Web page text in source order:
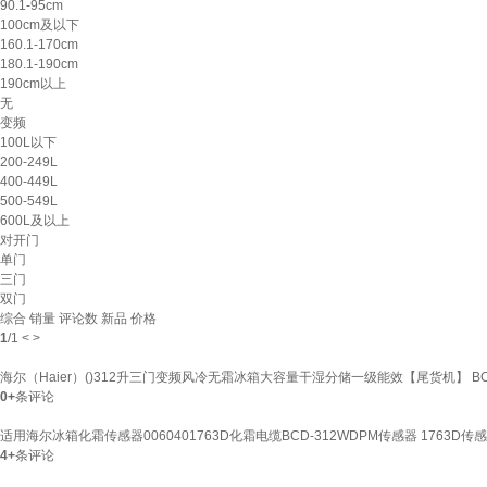
90.1-95cm
100cm及以下
160.1-170cm
180.1-190cm
190cm以上
无
变频
100L以下
200-249L
400-449L
500-549L
600L及以上
对开门
单门
三门
双门
综合 销量 评论数 新品 价格
1/1 < >
海尔（Haier）()312升三门变频风冷无霜冰箱大容量干湿分储一级能效【尾货机】
0+条评论
适用海尔冰箱化霜传感器0060401763D化霜电缆BCD-312WDPM传感器 1763D传
4+条评论